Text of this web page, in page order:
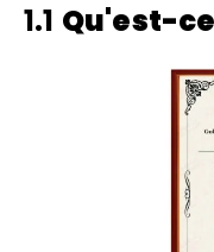
1.1 Qu'est-